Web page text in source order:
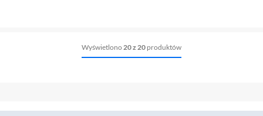
Wyświetlono 20 z 20 produktów